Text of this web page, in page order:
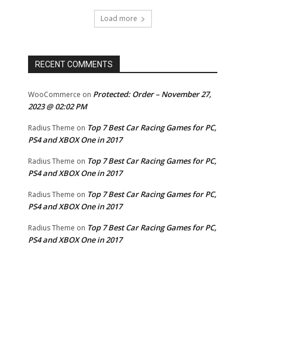
Load more
RECENT COMMENTS
WooCommerce on Protected: Order – November 27,
2023 @ 02:02 PM
Radius Theme on Top 7 Best Car Racing Games for PC,
PS4 and XBOX One in 2017
Radius Theme on Top 7 Best Car Racing Games for PC,
PS4 and XBOX One in 2017
Radius Theme on Top 7 Best Car Racing Games for PC,
PS4 and XBOX One in 2017
Radius Theme on Top 7 Best Car Racing Games for PC,
PS4 and XBOX One in 2017